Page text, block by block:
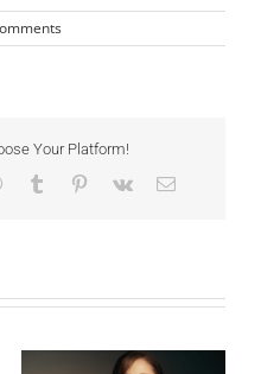
Your Platform!
WhatsApp
Tumblr Pinterest
Vk Email